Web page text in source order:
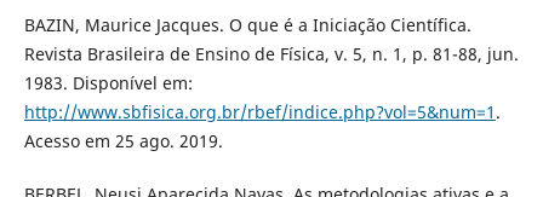
BAZIN, Maurice Jacques. O que é a Iniciação Científica.
Revista Brasileira de Ensino de Física, v. 5, n. 1, p. 81-88, jun.
1983. Disponível em:
http://www.sbfisica.org.br/rbef/indice.php?vol=5&num=1 .
Acesso em 25 ago. 2019.